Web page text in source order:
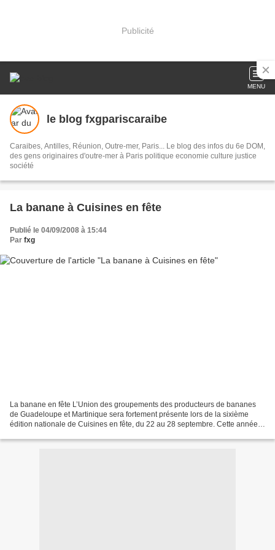
Publicité
MENU
le blog fxgpariscaraibe
Caraibes, Antilles, Réunion, Outre-mer, Paris... Le blog des infos du 6e DOM,
des gens originaires d'outre-mer à Paris politique economie culture justice
société
La banane à Cuisines en fête
Publié le 04/09/2008 à 15:44
Par fxg
La banane en fête L’Union des groupements des producteurs de bananes
de Guadeloupe et Martinique sera fortement présente lors de la sixième
édition nationale de Cuisines en fête, du 22 au 28 septembre. Cette année